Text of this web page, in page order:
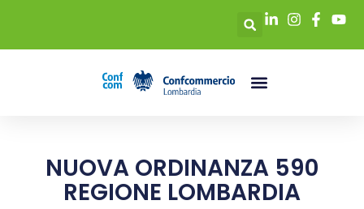
NUOVA ORDINANZA 590
REGIONE LOMBARDIA